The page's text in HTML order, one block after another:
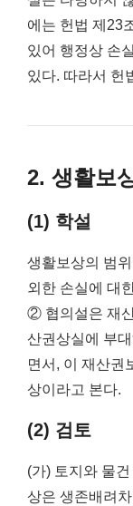
에는 헌법 제23
있어 행정상 손
있다. 따라서 헌
2. 생활보
(1) 학설
생활보상의 범
외한 손실에 대
② 협의설은 재
산권상실에 부
면서, 이 재산권
상이라고 본다.
(2) 검토
(가) 토지와 물
상은 생존배려